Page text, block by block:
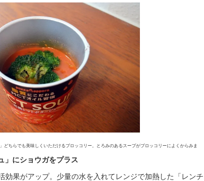
ちらでも美味しくいただけるブロッコリー。とろみのあるスープがブロッコリーによくからみま
」にショウガをプラス
効果がアップ。少量の水を入れてレンジで加熱した「レンチ